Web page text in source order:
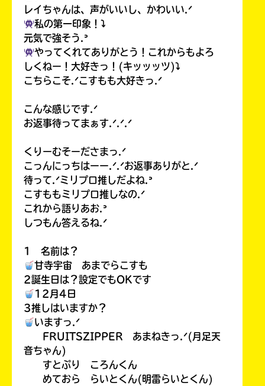
レイちゃんは、声がいいし、かわいい.ᐟ
私の第一印象！⤵︎
元気で強そう.ᐣ
やってくれてありがとう！これからもよろ
しくねー！大好きっ！(キッッッツ)⤵︎
こちらこそ.ᐟこすもも大好きっ.ᐟ
こんな感じです.ᐟ
お返事待ってまぁす.ᐟ.ᐟ.ᐟ
くりーむそーださまっ.ᐟ
こっんにっちはーー.ᐟ.ᐟお返事ありがと.ᐟ
待って.ᐟミリプロ推しだよね.ᐣ
こすももミリプロ推しなの.ᐟ
これから語りあお.ᐣ
しつもん答えるね.ᐟ
1 名前は？
甘寺宇宙 あまでらこすも
2誕生日は？設定でもOKです
12月4日
3推しはいますか？
いますっ.ᐟ
FRUITSZIPPER あまねきっ.ᐟ(月足天
音ちゃん)
すとぷり ころんくん
めておら らいとくん(明雷らいとくん)